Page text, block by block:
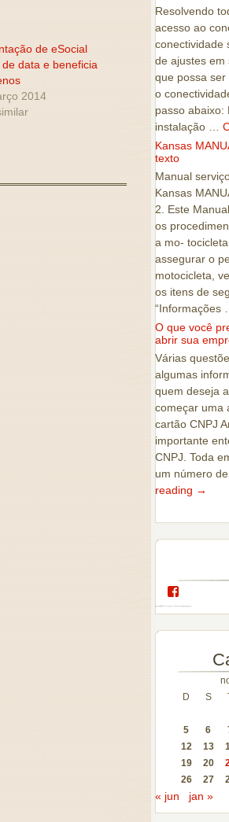
de eSocial
de data e beneficia
2014
Resolvendo
acesso ao
conectividade
de ajustes em
que possa
o
passo abaixo:
instalação …
Kansas
texto
Manual
Kansas
2. Este
os
a mo-
assegurar o
motocicleta,
os itens de
“Informações
O que você
abrir sua
Várias
algumas
quem deseja
começar uma
cartão CNPJ
importante
CNPJ. Toda
um número
reading →
Ver
perfil
de
Facebook
D
S
5
6
12
13
19
20
26
27
« jun jan »